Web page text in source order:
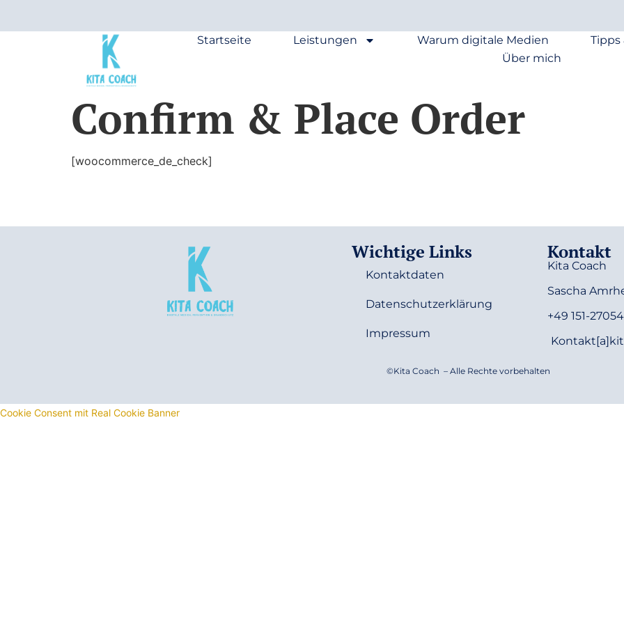
Startseite Leistungen Warum digitale Medien
Über mich
Confirm & Place Order
[woocommerce_de_check]
Wichtige Links
Kontaktdaten
Datenschutzerklärung
Impressum
Kontakt
Kita Coach
Sascha
+49 151-
©Kita Coach – Alle Rechte vorbehalten
Cookie Consent mit Real Cookie Banner